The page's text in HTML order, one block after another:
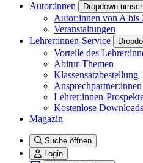
Autor:innen
Dropdown
Autor:innen von A bis
Veranstaltungen
Lehrer:innen-Service
Vorteile des
Abitur-Themen
Klassensatzbestellung
Ansprechpartner:innen
Lehrer:innen-
Kostenlose Downloads
Magazin
Suche öffnen
Login